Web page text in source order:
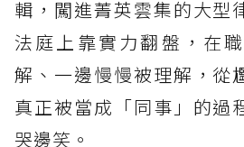
輯，闖進菁英雲集的大型
法庭上靠實力翻盤，在
解、一邊慢慢被理解，從
真正被當成「同事」的過
哭邊笑。